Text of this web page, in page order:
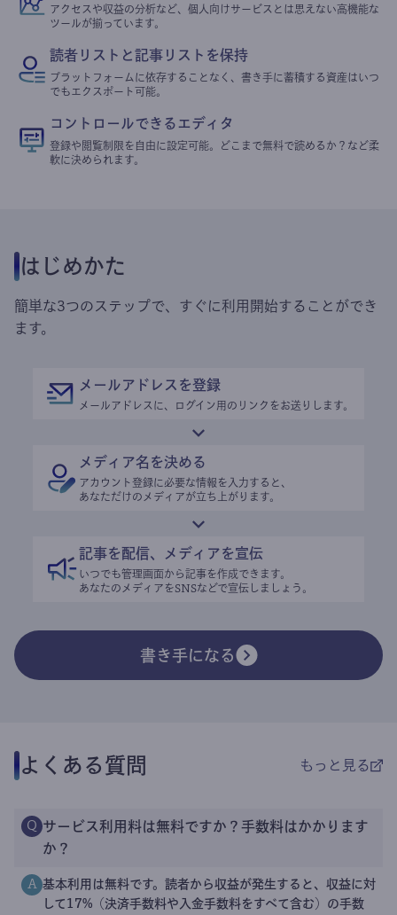
アクセスや収益の分析など、個人向けサービスとは思えない高機能な
ツールが揃っています。
読者リストと記事リストを保持
プラットフォームに依存することなく、書き手に蓄積する資産はいつ
でもエクスポート可能。
コントロールできるエディタ
登録や閲覧制限を自由に設定可能。どこまで無料で読めるか？など柔
軟に決められます。
はじめかた
簡単な3つのステップで、すぐに利用開始することができ
ます。
メールアドレスを登録
メールアドレスに、ログイン用のリンクをお送りします。
メディア名を決める
アカウント登録に必要な情報を入力すると、
あなただけのメディアが立ち上がります。
記事を配信、メディアを宣伝
いつでも管理画面から記事を作成できます。
あなたのメディアをSNSなどで宣伝しましょう。
書き手になる
よくある質問 もっと見る
Q サービス利用料は無料ですか？手数料はかかります
か？
A 基本利用は無料です。読者から収益が発生すると、収益に対
して17%（決済手数料や入金手数料をすべて含む）の手数